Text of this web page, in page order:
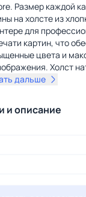
Размер каждой
на холсте из
для
картин, что
цвета и
Холст
дальше
и описание